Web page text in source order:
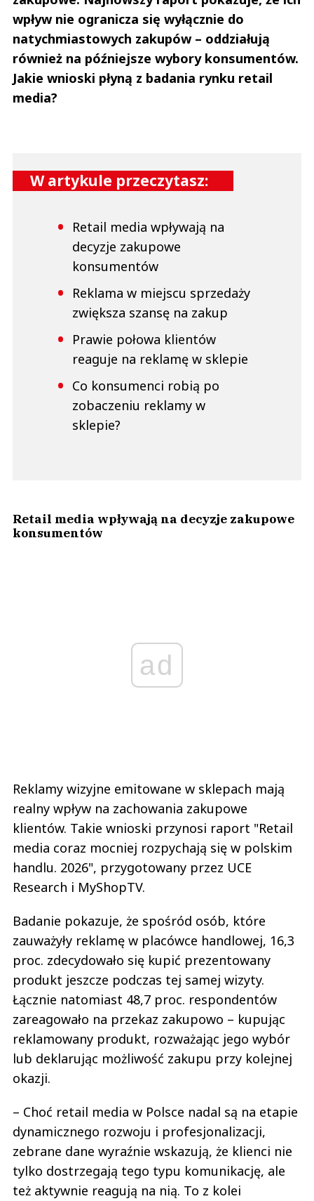
wpływ nie ogranicza się wyłącznie do
natychmiastowych zakupów – oddziałują
również na późniejsze wybory konsumentów.
Jakie wnioski płyną z badania rynku retail
media?
W artykule przeczytasz:
Retail media wpływają na
decyzje zakupowe
konsumentów
Reklama w miejscu sprzedaży
zwiększa szansę na zakup
Prawie połowa klientów
reaguje na reklamę w sklepie
Co konsumenci robią po
zobaczeniu reklamy w
sklepie?
Retail media wpływają na decyzje zakupowe
konsumentów
ad
Reklamy wizyjne emitowane w sklepach mają
realny wpływ na zachowania zakupowe
klientów. Takie wnioski przynosi raport "Retail
media coraz mocniej rozpychają się w polskim
handlu. 2026", przygotowany przez UCE
Research i MyShopTV.
Badanie pokazuje, że spośród osób, które
zauważyły reklamę w placówce handlowej, 16,3
proc. zdecydowało się kupić prezentowany
produkt jeszcze podczas tej samej wizyty.
Łącznie natomiast 48,7 proc. respondentów
zareagowało na przekaz zakupowo – kupując
reklamowany produkt, rozważając jego wybór
lub deklarując możliwość zakupu przy kolejnej
okazji.
– Choć retail media w Polsce nadal są na etapie
dynamicznego rozwoju i profesjonalizacji,
zebrane dane wyraźnie wskazują, że klienci nie
tylko dostrzegają tego typu komunikację, ale
też aktywnie reagują na nią. To z kolei